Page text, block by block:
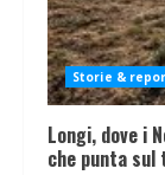
Storie &
Longi, dove i
che punta